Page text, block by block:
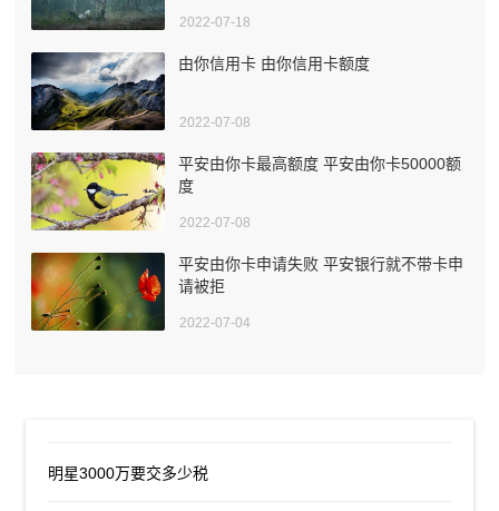
2022-07-18
由你信用卡 由你信用卡额度
2022-07-08
平安由你卡最高额度 平安由你卡50000额
度
2022-07-08
平安由你卡申请失败 平安银行就不带卡申
请被拒
2022-07-04
明星3000万要交多少税